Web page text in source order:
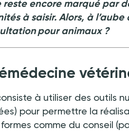
reste encore marqué par
à saisir. Alors, à
pour animaux ?
à utiliser des outils
pour permettre la
comme du conseil